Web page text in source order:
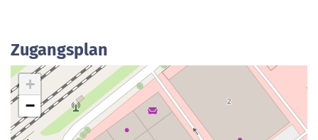
Zugangsplan
+
−